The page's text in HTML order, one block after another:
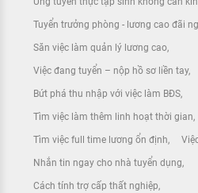
Tuyển trưởng phòng - lương cao đãi
Săn việc làm quản lý lương cao
Việc đang tuyển – nộp hồ sơ liền tay
Bứt phá thu nhập với việc làm BĐS
Tìm việc làm thêm linh hoạt thời gian
Tìm việc full time lương ổn định
Nhắn tin ngay cho nhà tuyển dụng
Cách tính trợ cấp thất nghiệp